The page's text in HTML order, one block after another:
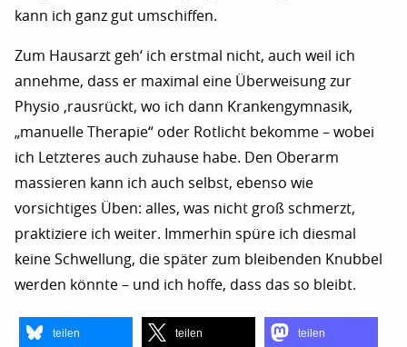
kann ich ganz gut umschiffen.
Zum Hausarzt geh‘ ich erstmal nicht, auch weil ich
annehme, dass er maximal eine Überweisung zur
Physio ‚rausrückt, wo ich dann Krankengymnasik,
„manuelle Therapie“ oder Rotlicht bekomme – wobei
ich Letzteres auch zuhause habe. Den Oberarm
massieren kann ich auch selbst, ebenso wie
vorsichtiges Üben: alles, was nicht groß schmerzt,
praktiziere ich weiter. Immerhin spüre ich diesmal
keine Schwellung, die später zum bleibenden Knubbel
werden könnte – und ich hoffe, dass das so bleibt.
teilen teilen teilen